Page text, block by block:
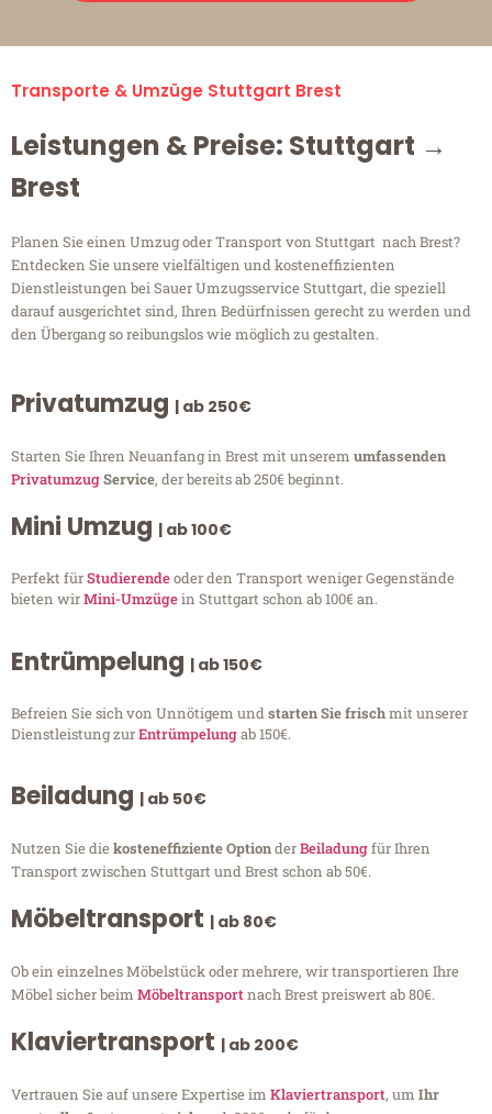
Transporte & Umzüge Stuttgart Brest
Leistungen & Preise: Stuttgart →
Brest
Planen Sie einen Umzug oder Transport von Stuttgart nach Brest?
Entdecken Sie unsere vielfältigen und kosteneffizienten
Dienstleistungen bei Sauer Umzugsservice Stuttgart, die speziell
darauf ausgerichtet sind, Ihren Bedürfnissen gerecht zu werden und
den Übergang so reibungslos wie möglich zu gestalten.
Privatumzug | ab 250€
Starten Sie Ihren Neuanfang in Brest mit unserem umfassenden
PrivatumzugService, der bereits ab 250€ beginnt.
Mini Umzug | ab 100€
Perfekt fürStudierendeoder den Transport weniger Gegenstände
bieten wirMini-Umzügein Stuttgart schon ab 100€ an.
Entrümpelung | ab 150€
Befreien Sie sich von Unnötigem undstarten Sie frischmit unserer
Dienstleistung zurEntrümpelungab 150€.
Beiladung | ab 50€
Nutzen Sie diekosteneffiziente OptionderBeiladungfür Ihren
Transport zwischen Stuttgart und Brest schon ab 50€.
Möbeltransport | ab 80€
Ob ein einzelnes Möbelstück oder mehrere, wir transportieren Ihre
Möbel sicher beim Möbeltransportnach Brest preiswert ab 80€.
Klaviertransport | ab 200€
Vertrauen Sie auf unsere Expertise im Klaviertransport, um Ihr